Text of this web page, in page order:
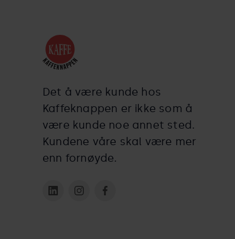
Det å være kunde hos
Kaffeknappen er ikke som å
være kunde noe annet sted.
Kundene våre skal være mer
enn fornøyde.